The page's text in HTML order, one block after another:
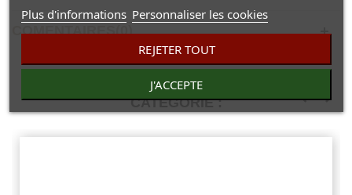
COMENTAIRES(0)
30 AUTRES PRODUITS DANS LA MÊME
CATÉGORIE :
Plus d'informations Personnaliser les cookies
REJETER TOUT
J'ACCEPTE